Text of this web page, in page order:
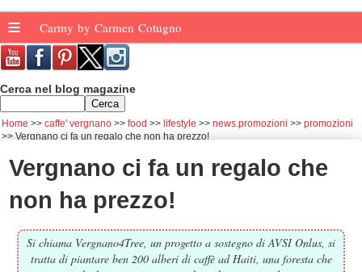
≡ Carmy by Carmen Cotugno
Cerca nel blog magazine
Home caffe' vergnano food lifestyle news.promozioni
promozioni
Vergnano ci fa un regalo che non ha prezzo!
Vergnano ci fa un regalo che
non ha prezzo!
Si chiama Vergnano4Tree, un progetto a sostegno di AVSI Onlus, si
tratta di piantare ben 200 alberi di caffè ad Haiti, una foresta che